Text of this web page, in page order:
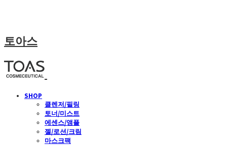
토아스
SHOP
클렌저/필링
토너/미스트
에센스/앰플
젤/로션/크림
마스크팩